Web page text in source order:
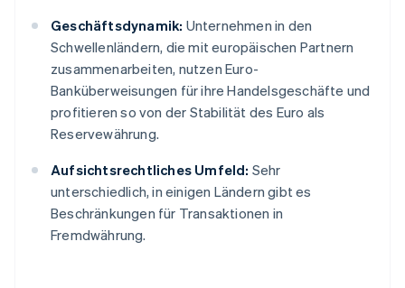
Geschäftsdynamik: Unternehmen in den
Schwellenländern, die mit europäischen Partnern
zusammenarbeiten, nutzen Euro-
Banküberweisungen für ihre Handelsgeschäfte und
profitieren so von der Stabilität des Euro als
Reservewährung.
Aufsichtsrechtliches Umfeld: Sehr
unterschiedlich, in einigen Ländern gibt es
Beschränkungen für Transaktionen in
Fremdwährung.